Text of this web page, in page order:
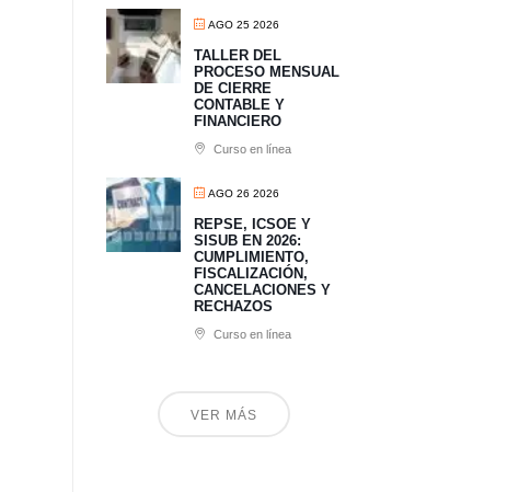
AGO 25 2026
TALLER DEL
PROCESO MENSUAL
DE CIERRE
CONTABLE Y
FINANCIERO
Curso en línea
AGO 26 2026
REPSE, ICSOE Y
SISUB EN 2026:
CUMPLIMIENTO,
FISCALIZACIÓN,
CANCELACIONES Y
RECHAZOS
Curso en línea
VER MÁS